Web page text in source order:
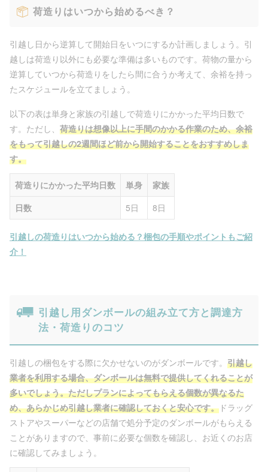
荷造りはいつから始めるべき？
引越し日から逆算して開始日をいつにするか計画しましょう。引
越しは荷造り以外にも必要な準備は多いものです。荷物の量から
逆算していつから荷造りをしたら間に合うか考えて、余裕を持っ
たスケジュールを立てましょう。
以下の表は単身と家族の引越しで荷造りにかかった平均日数で
す。ただし、 荷造りは想像以上に手間のかかる作業のため、余裕
をもって引越しの2週間ほど前から開始することをおすすめしま
す。
荷造りにかかった平均日数 単身
家族
日数
5日 8日
引越しの荷造りはいつから始める？梱包の手順やポイントもご紹
介！
引越し用ダンボールの組み立て方と調達方
法・荷造りのコツ
引越しの梱包をする際に欠かせないのがダンボールです。 引越し
業者を利用する場合、ダンボールは無料で提供してくれることが
多いでしょう。ただしプランによってもらえる個数が異なるた
め、あらかじめ引越し業者に確認しておくと安心です。 ドラッグ
ストアやスーパーなどの店舗で処分予定のダンボールがもらえる
ことがありますので、事前に必要な個数を確認し、お近くのお店
に確認してみましょう。